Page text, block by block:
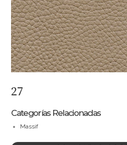
27
Categorías Relacionadas
Massif